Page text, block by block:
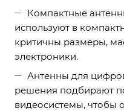
Компактные
используют в
критичны размеры,
электроники.
Антенны для
решения подбирают
видеосистемы, чтобы